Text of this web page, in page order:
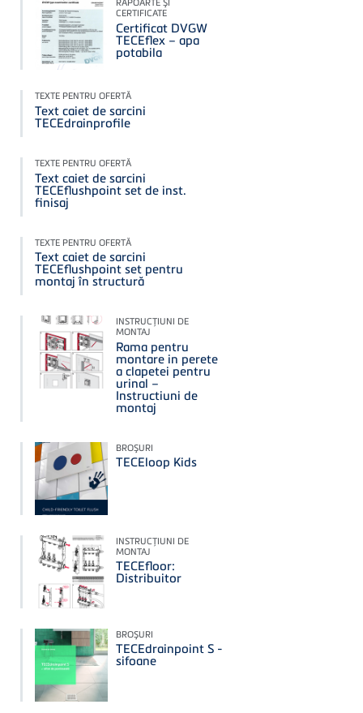
CERTIFICATE
Certificat DVGW
TECEflex – apa
potabila
TEXTE PENTRU OFERTĂ
Text caiet de sarcini
TECEdrainprofile
TEXTE PENTRU OFERTĂ
Text caiet de sarcini
TECEflushpoint set de inst.
finisaj
TEXTE PENTRU OFERTĂ
Text caiet de sarcini
TECEflushpoint set pentru
montaj în structură
INSTRUCŢIUNI DE
MONTAJ
Rama pentru
montare in perete
a clapetei pentru
urinal –
Instructiuni de
montaj
BROŞURI
TECEloop Kids
INSTRUCŢIUNI DE
MONTAJ
TECEfloor:
Distribuitor
BROŞURI
TECEdrainpoint S -
sifoane